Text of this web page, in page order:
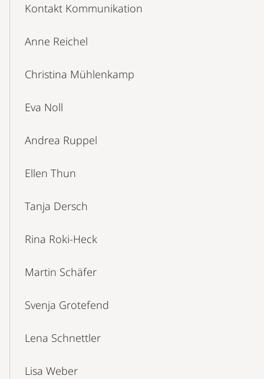
NavigationKontakt Kommunikation
Anne Reichel
Christina Mühlenkamp
Eva Noll
Andrea Ruppel
Ellen Thun
Tanja Dersch
Rina Roki-Heck
Martin Schäfer
Svenja Grotefend
Lena Schnettler
Lisa Weber